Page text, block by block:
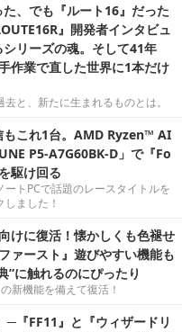
、でも『ルート16』だった
』開発者インタビュ
リーズの魂。そして41年
作業で直した世界に1本だけ
と、新たに生まれるものとは。
もこれ1台。AMD Ryzen™ AI
P5-A7G60BK-D」で『Fo
駆け回る
トPCで話題のレースタイトルを
ました！
けに復活！懐かしくも色褪せ
ァースト』遊びやすい機能も
”に触れるのにぴったり
新機能を備えて復活！
─『FF11』と『ウィザードリ